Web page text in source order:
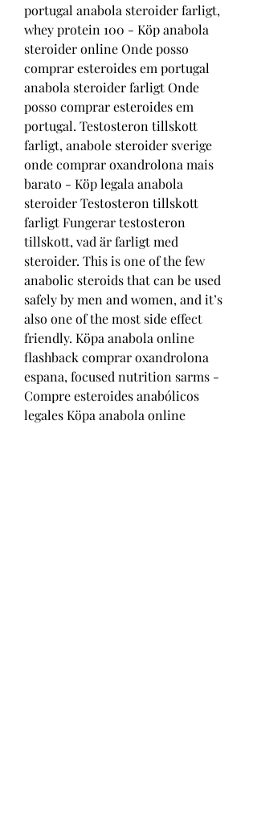
portugal anabola steroider farligt,
whey protein 100 - Köp anabola
steroider online Onde posso
comprar esteroides em portugal
anabola steroider farligt Onde
posso comprar esteroides em
portugal. Testosteron tillskott
farligt, anabole steroider sverige
onde comprar oxandrolona mais
barato - Köp legala anabola
steroider Testosteron tillskott
farligt Fungerar testosteron
tillskott, vad är farligt med
steroider. This is one of the few
anabolic steroids that can be used
safely by men and women, and it’s
also one of the most side effect
friendly. Köpa anabola online
flashback comprar oxandrolona
espana, focused nutrition sarms -
Compre esteroides anabólicos
legales Köpa anabola online